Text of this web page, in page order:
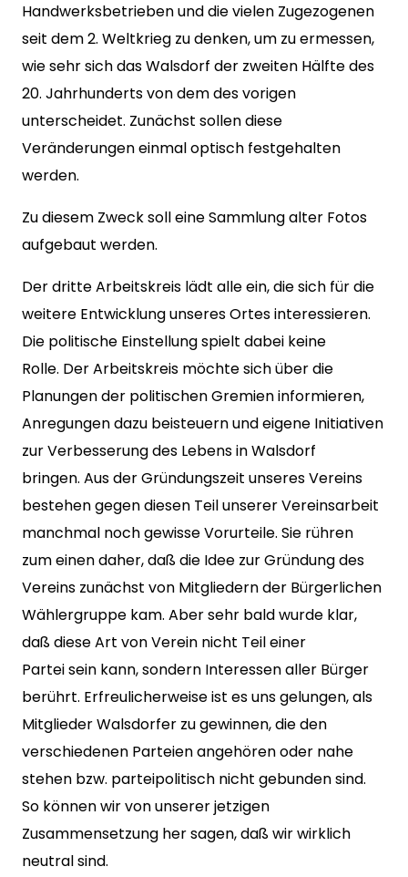
Handwerksbetrieben und die vielen Zugezogenen
seit dem 2. Weltkrieg zu denken, um zu ermessen,
wie sehr sich das Walsdorf der zweiten Hälfte des
20. Jahrhunderts von dem des vorigen
unterscheidet. Zunächst sollen diese
Veränderungen einmal optisch festgehalten
werden.
Zu diesem Zweck soll eine Sammlung alter Fotos
aufgebaut werden.
Der dritte Arbeitskreis lädt alle ein, die sich für die
weitere Entwicklung unseres Ortes interessieren.
Die politische Einstellung spielt dabei keine
Rolle. Der Arbeitskreis möchte sich über die
Planungen der politischen Gremien informieren,
Anregungen dazu beisteuern und eigene Initiativen
zur Verbesserung des Lebens in Walsdorf
bringen. Aus der Gründungszeit unseres Vereins
bestehen gegen diesen Teil unserer Vereinsarbeit
manchmal noch gewisse Vorurteile. Sie rühren
zum einen daher, daß die Idee zur Gründung des
Vereins zunächst von Mitgliedern der Bürgerlichen
Wählergruppe kam. Aber sehr bald wurde klar,
daß diese Art von Verein nicht Teil einer
Partei sein kann, sondern Interessen aller Bürger
berührt. Erfreulicherweise ist es uns gelungen, als
Mitglieder Walsdorfer zu gewinnen, die den
verschiedenen Parteien angehören oder nahe
stehen bzw. parteipolitisch nicht gebunden sind.
So können wir von unserer jetzigen
Zusammensetzung her sagen, daß wir wirklich
neutral sind.